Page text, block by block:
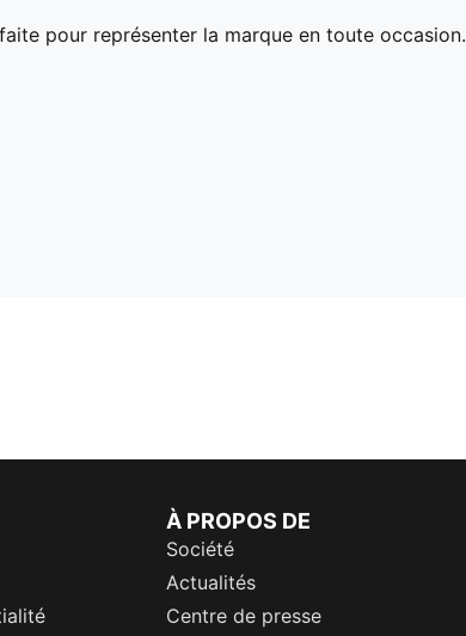
pour représenter la marque en toute occasion.
À PROPOS DE
Société
Actualités
Centre de presse